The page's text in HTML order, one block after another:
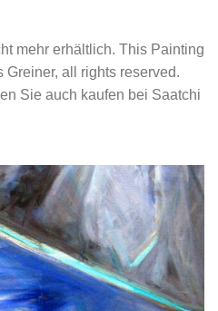
mehr erhältlich. This Painting
all rights reserved.
Sie auch kaufen bei Saatchi